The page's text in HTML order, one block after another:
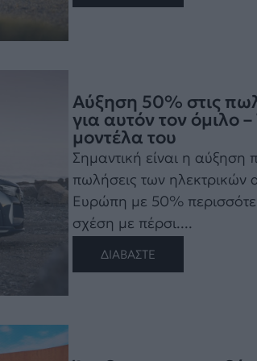
Αύξηση 50% στις
για αυτόν τον όμιλο
μοντέλα του
Σημαντική είναι η αύξηση
πωλήσεις των ηλεκτρικών
Ευρώπη με 50%
σχέση με πέρσι....
ΔΙΑΒΑΣΤΕ